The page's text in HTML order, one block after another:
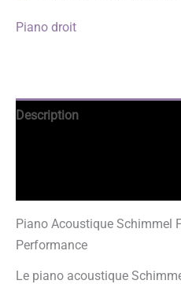
Piano droit
Description
Piano Acoustique Schimmel
Performance
Le piano acoustique